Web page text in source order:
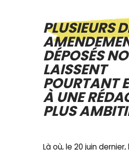
PLUSIEURS
DÉPOSÉS
LAISSENT
POURTANT
À UNE
PLUS
Là où, le 20 juin